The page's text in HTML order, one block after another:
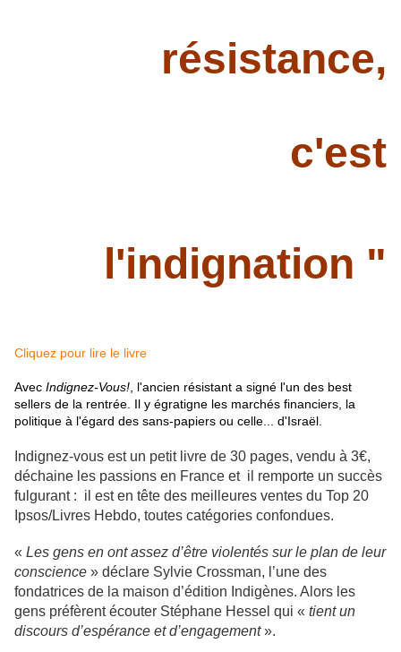
résistance,
c'est
l'indignation "
Cliquez pour lire le livre
Avec Indignez-Vous! , l'ancien résistant a signé l'un des best
sellers de la rentrée. Il y égratigne les marchés financiers, la
politique à l'égard des sans-papiers ou celle... d'Israël.
Indignez-vous est un petit livre de 30 pages, vendu à 3€,
déchaine les passions en France et il remporte un succès
fulgurant : il est en tête des meilleures ventes du Top 20
Ipsos/Livres Hebdo, toutes catégories confondues.
« Les gens en ont assez d’être violentés sur le plan de leur
conscience » déclare Sylvie Crossman, l’une des
fondatrices de la maison d’édition Indigènes. Alors les
gens préfèrent écouter Stéphane Hessel qui « tient un
discours d’espérance et d’engagement».